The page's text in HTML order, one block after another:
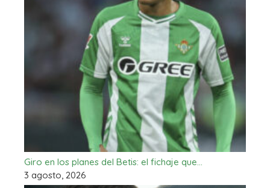
Giro en los planes del Betis: el fichaje que…
3 agosto, 2026